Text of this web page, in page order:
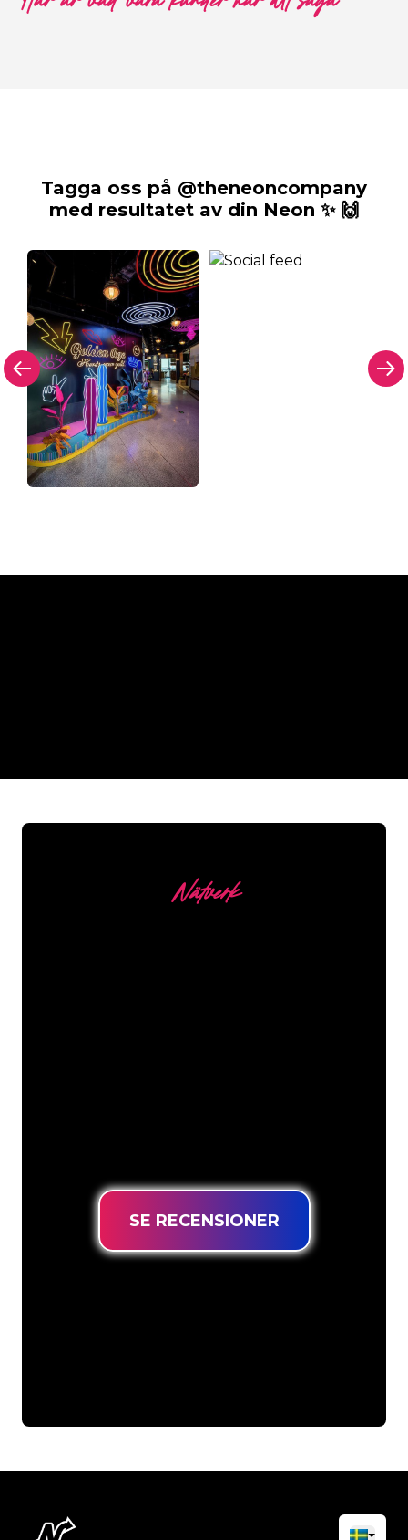
Tagga oss på @theneoncompany
med resultatet av din Neon ✨ 🙌
Nätverk
SE RECENSIONER